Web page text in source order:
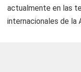
actualmente en las
internacionales de la